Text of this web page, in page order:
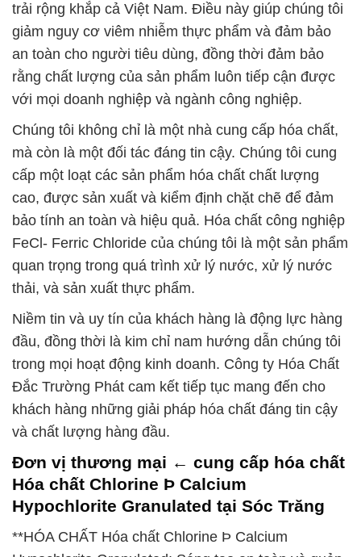
trải rộng khắp cả Việt Nam. Điều này giúp chúng tôi
giảm nguy cơ viêm nhiễm thực phẩm và đảm bảo
an toàn cho người tiêu dùng, đồng thời đảm bảo
rằng chất lượng của sản phẩm luôn tiếp cận được
với mọi doanh nghiệp và ngành công nghiệp.
Chúng tôi không chỉ là một nhà cung cấp hóa chất,
mà còn là một đối tác đáng tin cậy. Chúng tôi cung
cấp một loạt các sản phẩm hóa chất chất lượng
cao, được sản xuất và kiểm định chặt chẽ để đảm
bảo tính an toàn và hiệu quả. Hóa chất công nghiệp
FeCl- Ferric Chloride của chúng tôi là một sản phẩm
quan trọng trong quá trình xử lý nước, xử lý nước
thải, và sản xuất thực phẩm.
Niềm tin và uy tín của khách hàng là động lực hàng
đầu, đồng thời là kim chỉ nam hướng dẫn chúng tôi
trong mọi hoạt động kinh doanh. Công ty Hóa Chất
Đắc Trường Phát cam kết tiếp tục mang đến cho
khách hàng những giải pháp hóa chất đáng tin cậy
và chất lượng hàng đầu.
Đơn vị thương mại ← cung cấp hóa chất
Hóa chất Chlorine Þ Calcium
Hypochlorite Granulated tại Sóc Trăng
**HÓA CHẤT Hóa chất Chlorine Þ Calcium